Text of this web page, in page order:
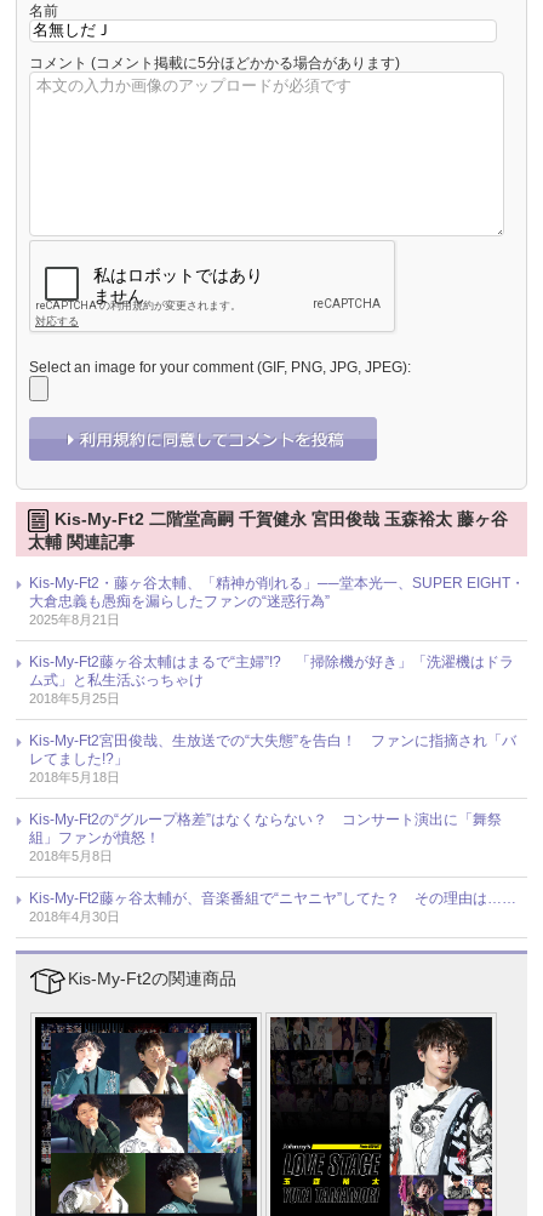
名前
コメント (コメント掲載に5分ほどかかる場合があります)
Select an image for your comment (GIF, PNG, JPG, JPEG):
Kis-My-Ft2 二階堂高嗣 千賀健永 宮田俊哉 玉森裕太 藤ヶ谷
太輔 関連記事
Kis-My-Ft2・藤ヶ谷太輔、「精神が削れる」──堂本光一、SUPER EIGHT・
大倉忠義も愚痴を漏らしたファンの“迷惑行為”
2025年8月21日
Kis-My-Ft2藤ヶ谷太輔はまるで“主婦”!? 「掃除機が好き」「洗濯機はドラ
ム式」と私生活ぶっちゃけ
2018年5月25日
Kis-My-Ft2宮田俊哉、生放送での“大失態”を告白！ ファンに指摘され「バ
レてました!?」
2018年5月18日
Kis-My-Ft2の“グループ格差”はなくならない？ コンサート演出に「舞祭
組」ファンが憤怒！
2018年5月8日
Kis-My-Ft2藤ヶ谷太輔が、音楽番組で“ニヤニヤ”してた？ その理由は……
2018年4月30日
Kis-My-Ft2の関連商品